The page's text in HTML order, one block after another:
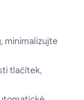
minimalizujte
tlačítek,